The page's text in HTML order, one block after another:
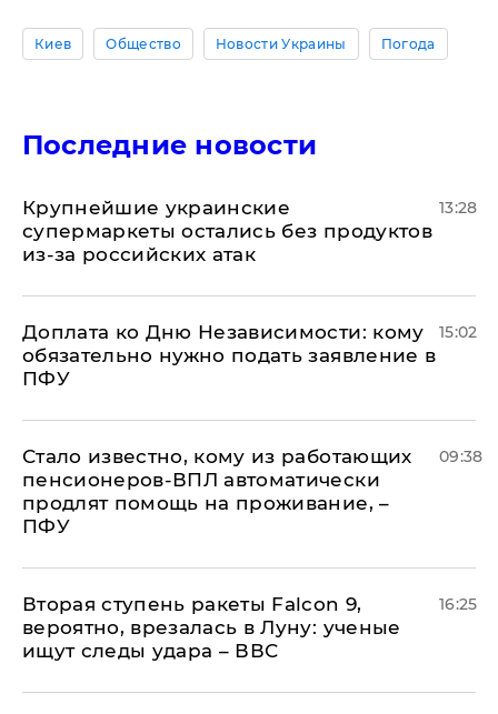
Киев Общество Новости Украины Погода
Последние новости
Крупнейшие украинские
супермаркеты остались без продуктов
из-за российских атак
13:28
Доплата ко Дню Независимости: кому
обязательно нужно подать заявление в
ПФУ
15:02
Стало известно, кому из работающих
пенсионеров-ВПЛ автоматически
продлят помощь на проживание, –
ПФУ
09:38
Вторая ступень ракеты Falcon 9,
вероятно, врезалась в Луну: ученые
ищут следы удара – ВВС
16:25